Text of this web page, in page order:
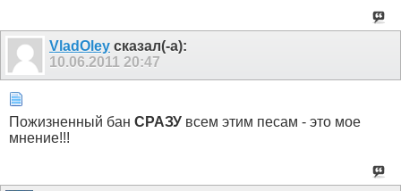
VladOley сказал(-а):
10.06.2011 20:47
Пожизненный бан СРАЗУ всем этим песам - это мое
мнение!!!